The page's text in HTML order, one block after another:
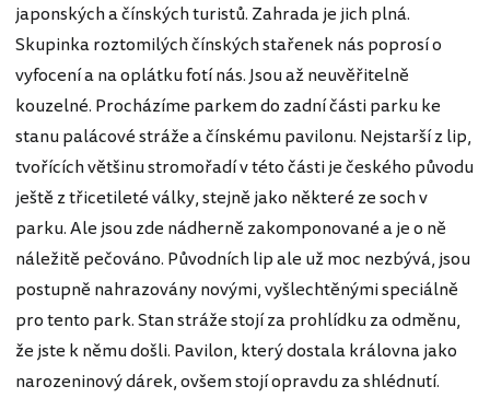
japonských a čínských turistů. Zahrada je jich plná.
Skupinka roztomilých čínských stařenek nás poprosí o
vyfocení a na oplátku fotí nás. Jsou až neuvěřitelně
kouzelné. Procházíme parkem do zadní části parku ke
stanu palácové stráže a čínskému pavilonu. Nejstarší z lip,
tvořících většinu stromořadí v této části je českého původu
ještě z třicetileté války, stejně jako některé ze soch v
parku. Ale jsou zde nádherně zakomponované a je o ně
náležitě pečováno. Původních lip ale už moc nezbývá, jsou
postupně nahrazovány novými, vyšlechtěnými speciálně
pro tento park. Stan stráže stojí za prohlídku za odměnu,
že jste k němu došli. Pavilon, který dostala královna jako
narozeninový dárek, ovšem stojí opravdu za shlédnutí.